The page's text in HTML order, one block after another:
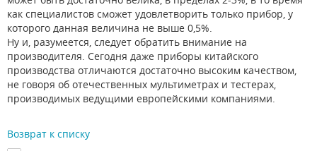
как специалистов сможет удовлетворить только прибор, у
которого данная величина не выше 0,5%.
Ну и, разумеется, следует обратить внимание на
производителя. Сегодня даже приборы китайского
производства отличаются достаточно высоким качеством,
не говоря об отечественных мультиметрах и тестерах,
производимых ведущими европейскими компаниями.
Возврат к списку